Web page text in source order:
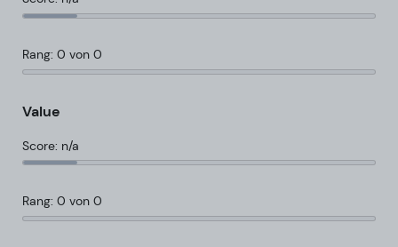
Rang: 0 von 0
Value
Score: n/a
Rang: 0 von 0